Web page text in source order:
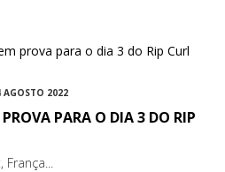
AGOSTO 2022
PARA O DIA 3 DO RIP